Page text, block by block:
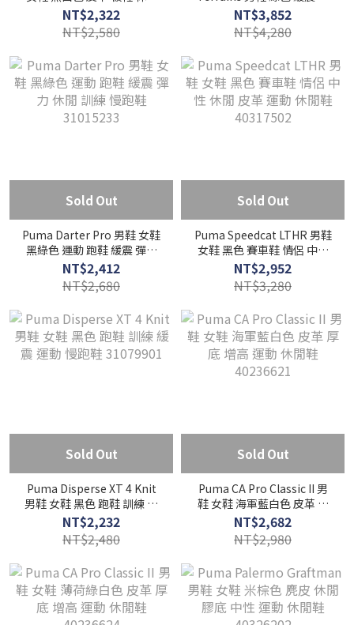
鞋 40258605
NT$2,322
NT$2,580
適 運動 慢跑鞋 31234201
NT$3,852
NT$4,280
Sold Out
Puma Darter Pro 男鞋 女鞋
黑綠色 運動 跑鞋 緩震 彈力
休閒 訓練 慢跑鞋 31015233
NT$2,412
NT$2,680
Sold Out
Puma Speedcat LTHR 男鞋
女鞋 黑色 賽車鞋 情侶 中性
休閒 皮革 運動 休閒鞋
40317502
NT$2,952
NT$3,280
Sold Out
Puma Disperse XT 4 Knit
男鞋 女鞋 黑色 跑鞋 訓練 緩
震 運動 慢跑鞋 31079901
NT$2,232
NT$2,480
Sold Out
Puma CA Pro Classic II 男
鞋 女鞋 海軍藍白色 皮革 厚
底 增高 運動 休閒鞋
40236621
NT$2,682
NT$2,980